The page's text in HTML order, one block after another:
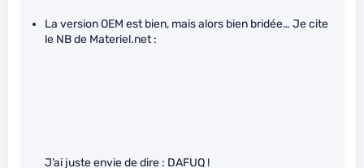
La version OEM est bien, mais alors bien bridée… Je cite
le NB de Materiel.net :
J’ai juste envie de dire : DAFUQ !